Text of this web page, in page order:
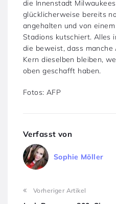
die Innenstadt
glücklicherweise bereits
angehalten und von
Stadions kutschiert. Alles
die beweist, dass
Kern dieselben bleiben,
oben geschafft haben.
Fotos: AFP
Verfasst von
Sophie Möller
Vorheriger Artikel